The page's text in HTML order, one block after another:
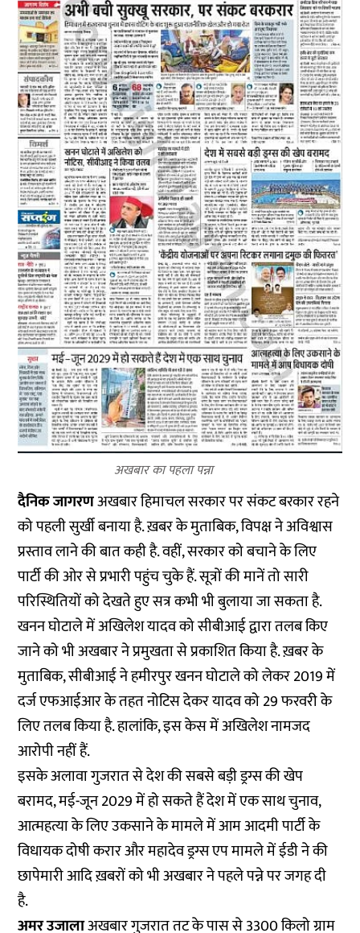
अखबार का पहला पन्ना
दैनिक जागरणअखबार हिमाचल सरकार पर संकट बरकार रहने
को पहली सुर्खी बनाया है. ख़बर के मुताबिक, विपक्ष ने अविश्वास
प्रस्ताव लाने की बात कही है. वहीं, सरकार को बचाने के लिए
पार्टी की ओर से प्रभारी पहुंच चुके हैं. सूत्रों की मानें तो सारी
परिस्थितियों को देखते हुए सत्र कभी भी बुलाया जा सकता है.
खनन घोटाले में अखिलेश यादव को सीबीआई द्वारा तलब किए
जाने को भी अखबार ने प्रमुखता से प्रकाशित किया है. ख़बर के
मुताबिक, सीबीआई ने हमीरपुर खनन घोटाले को लेकर 2019 में
दर्ज एफआईआर के तहत नोटिस देकर यादव को 29 फरवरी के
लिए तलब किया है. हालांकि, इस केस में अखिलेश नामजद
आरोपी नहीं हैं.
इसके अलावा गुजरात से देश की सबसे बड़ी ड्रग्स की खेप
बरामद, मई-जून 2029 में हो सकते हैं देश में एक साथ चुनाव,
आत्महत्या के लिए उकसाने के मामले में आम आदमी पार्टी के
विधायक दोषी करार और महादेव ड्रग्स एप मामले में ईडी ने की
छापेमारी आदि ख़बरों को भी अखबार ने पहले पन्ने पर जगह दी
है.
अमर उजालाअखबार गुजरात तट के पास से 3300 किलो ग्राम